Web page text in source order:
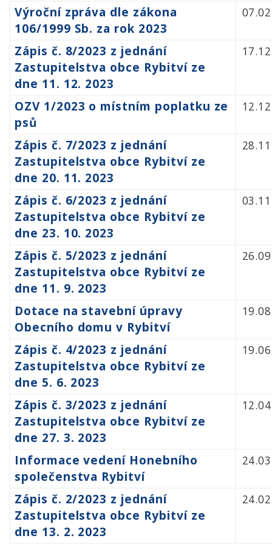
Výroční zpráva dle zákona
106/1999 Sb. za rok 2023
Zápis č. 8/2023 z jednání
Zastupitelstva obce Rybitví ze
dne 11. 12. 2023
OZV 1/2023 o místním poplatku ze
psů
Zápis č. 7/2023 z jednání
Zastupitelstva obce Rybitví ze
dne 20. 11. 2023
Zápis č. 6/2023 z jednání
Zastupitelstva obce Rybitví ze
dne 23. 10. 2023
Zápis č. 5/2023 z jednání
Zastupitelstva obce Rybitví ze
dne 11. 9. 2023
Dotace na stavební úpravy
Obecního domu v Rybitví
Zápis č. 4/2023 z jednání
Zastupitelstva obce Rybitví ze
dne 5. 6. 2023
Zápis č. 3/2023 z jednání
Zastupitelstva obce Rybitví ze
dne 27. 3. 2023
Informace vedení Honebního
společenstva Rybitví
Zápis č. 2/2023 z jednání
Zastupitelstva obce Rybitví ze
dne 13. 2. 2023